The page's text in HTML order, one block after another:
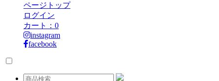
ページトップ
ログイン
カート： 0
instagram
facebook